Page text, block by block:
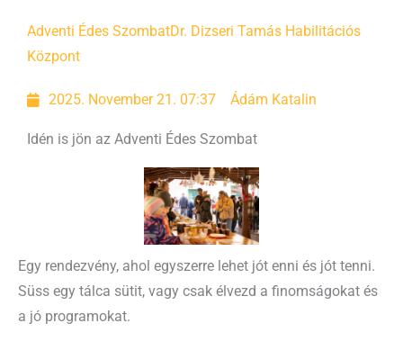
Adventi Édes SzombatDr. Dizseri Tamás Habilitációs
Központ
2025. November 21. 07:37 Ádám Katalin
Idén is jön az Adventi Édes Szombat
Egy rendezvény, ahol egyszerre lehet jót enni és jót tenni.
Süss egy tálca sütit, vagy csak élvezd a finomságokat és
a jó programokat.